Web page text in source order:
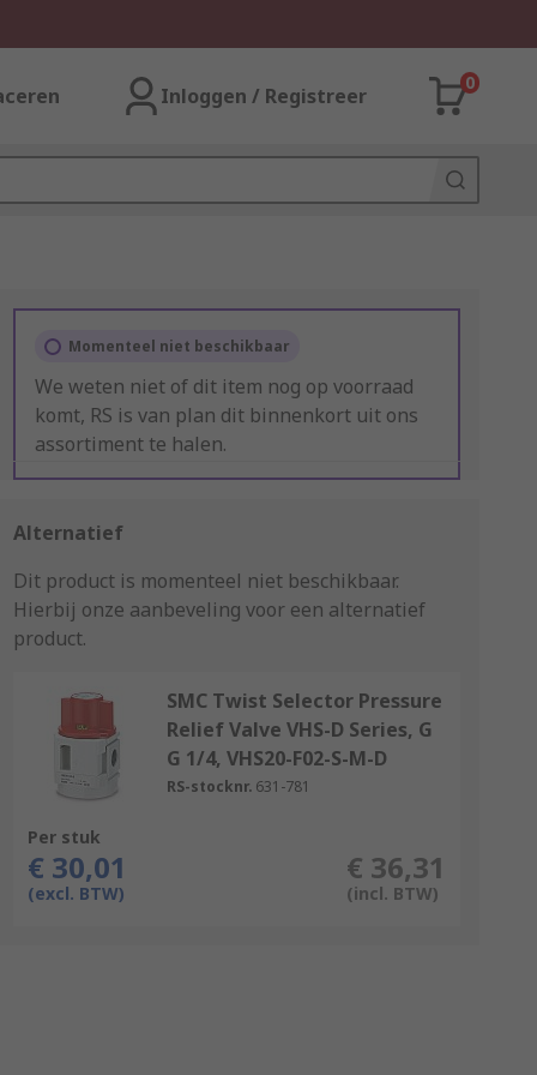
Inloggen / Registreer
0
Momenteel niet beschikbaar
We weten niet of dit item nog op voorraad
komt, RS is van plan dit binnenkort uit ons
assortiment te halen.
Alternatief
Dit product is momenteel niet beschikbaar.
Hierbij onze aanbeveling voor een alternatief
product.
SMC Twist Selector Pressure
Relief Valve VHS-D Series, G
G 1/4, VHS20-F02-S-M-D
RS-stocknr. 631-781
Per stuk
€ 30,01
(excl. BTW)
€ 36,31
(incl. BTW)